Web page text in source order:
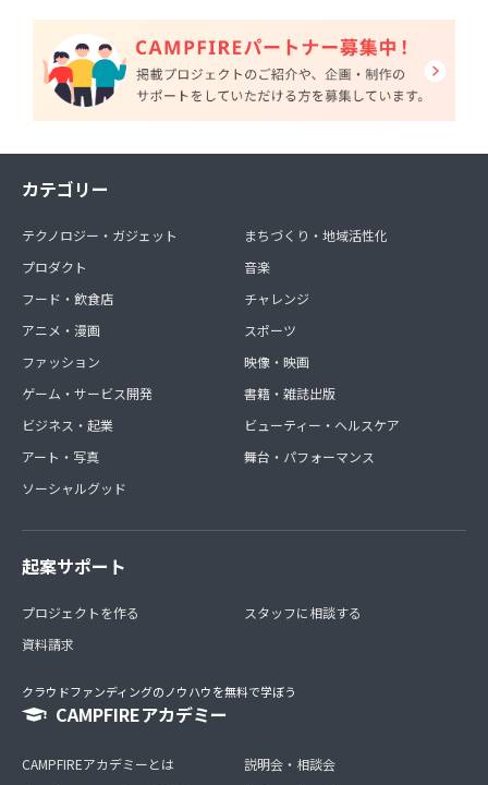
カテゴリー
テクノロジー・ガジェット
プロダクト
フード・飲食店
アニメ・漫画
ファッション
ゲーム・サービス開発
ビジネス・起業
アート・写真
ソーシャルグッド
まちづくり・地域活性化
音楽
チャレンジ
スポーツ
映像・映画
書籍・雑誌出版
ビューティー・ヘルスケア
舞台・パフォーマンス
起案サポート
プロジェクトを作る
資料請求
スタッフに相談する
クラウドファンディングのノウハウを無料で学ぼう
CAMPFIREアカデミー
CAMPFIREアカデミーとは
説明会・相談会